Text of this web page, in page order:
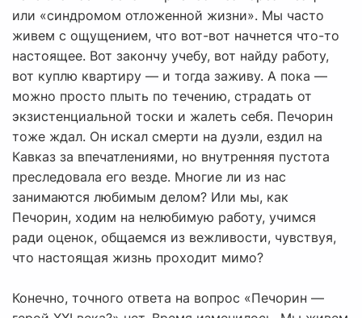
или «синдромом отложенной жизни». Мы часто
живем с ощущением, что вот-вот начнется что-то
настоящее. Вот закончу учебу, вот найду работу,
вот куплю квартиру — и тогда заживу. А пока —
можно просто плыть по течению, страдать от
экзистенциальной тоски и жалеть себя. Печорин
тоже ждал. Он искал смерти на дуэли, ездил на
Кавказ за впечатлениями, но внутренняя пустота
преследовала его везде. Многие ли из нас
занимаются любимым делом? Или мы, как
Печорин, ходим на нелюбимую работу, учимся
ради оценок, общаемся из вежливости, чувствуя,
что настоящая жизнь проходит мимо?
Конечно, точного ответа на вопрос «Печорин —